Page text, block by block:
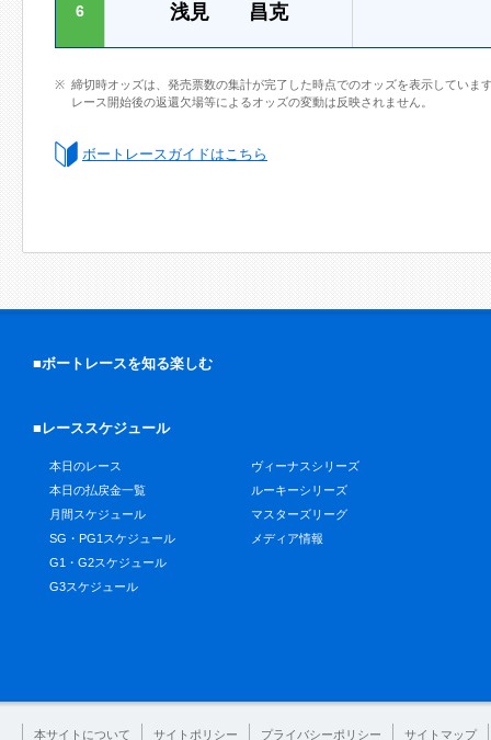
6 浅見 昌克
締切時オッズは、発売票数の集計が完了した時点でのオッズを表示していま
レース開始後の返還欠場等によるオッズの変動は反映されません。
ボートレースガイドはこちら
■ボートレースを知る楽しむ
■レーススケジュール
本日のレース
本日の払戻金一覧
月間スケジュール
SG・PG1スケジュール
G1・G2スケジュール
G3スケジュール
ヴィーナスシリーズ
ルーキーシリーズ
マスターズリーグ
メディア情報
本サイトについて サイトポリシー プライバシーポリシー サイトマップ